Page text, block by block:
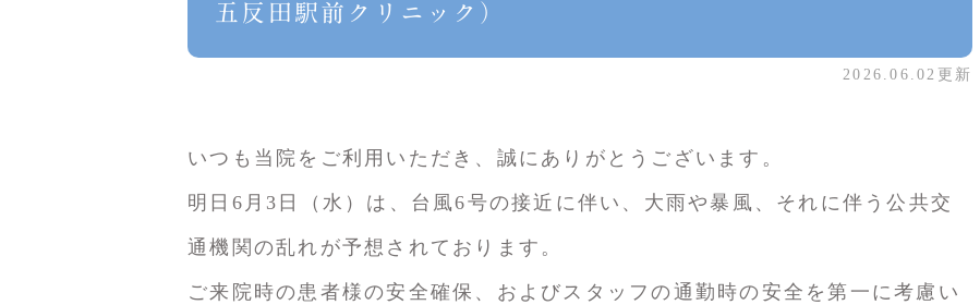
五反田駅前クリニック）
2026.06.02更新
いつも当院をご利用いただき、誠にありがとうございます。
明日6月3日（水）は、台風6号の接近に伴い、大雨や暴風、それに伴う公共交
通機関の乱れが予想されております。
ご来院時の患者様の安全確保、およびスタッフの通勤時の安全を第一に考慮い